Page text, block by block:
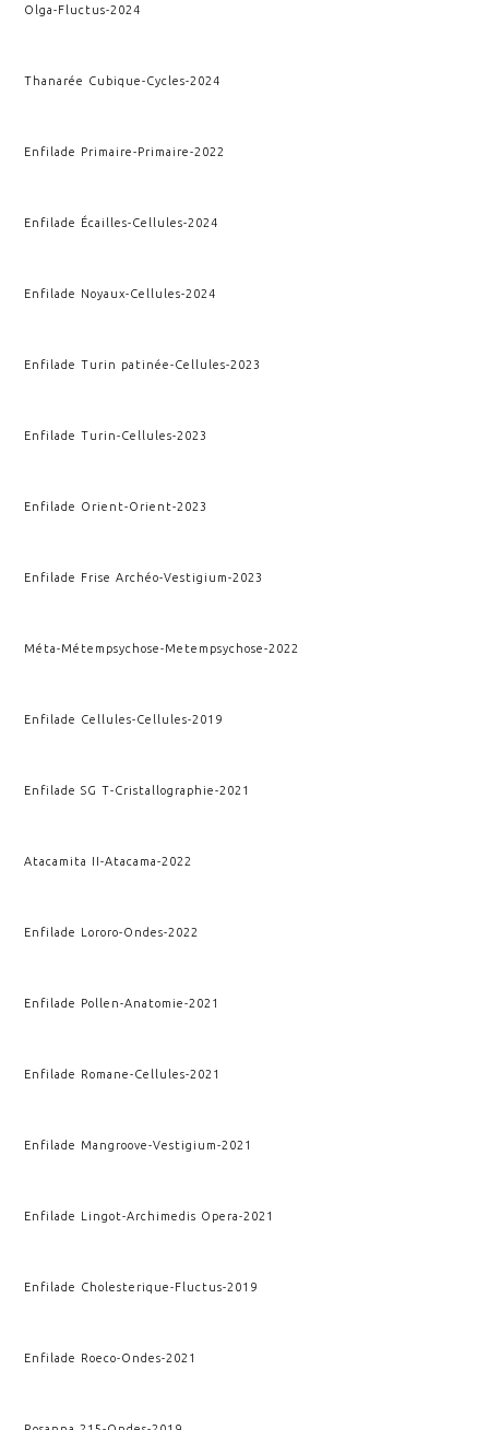
Olga-Fluctus-2024
Thanarée Cubique-Cycles-2024
Enfilade Primaire-Primaire-2022
Enfilade Écailles-Cellules-2024
Enfilade Noyaux-Cellules-2024
Enfilade Turin patinée-Cellules-2023
Enfilade Turin-Cellules-2023
Enfilade Orient-Orient-2023
Enfilade Frise Archéo-Vestigium-2023
Méta-Métempsychose-Metempsychose-2022
Enfilade Cellules-Cellules-2019
Enfilade SG T-Cristallographie-2021
Atacamita II-Atacama-2022
Enfilade Lororo-Ondes-2022
Enfilade Pollen-Anatomie-2021
Enfilade Romane-Cellules-2021
Enfilade Mangroove-Vestigium-2021
Enfilade Lingot-Archimedis Opera-2021
Enfilade Cholesterique-Fluctus-2019
Enfilade Roeco-Ondes-2021